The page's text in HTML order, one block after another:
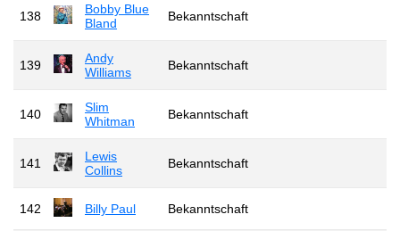
138
Bobby Blue
Bland
Bekanntschaft
139
Andy
Williams
Bekanntschaft
140
Slim
Whitman
Bekanntschaft
141
Lewis
Collins
Bekanntschaft
142 Billy Paul Bekanntschaft